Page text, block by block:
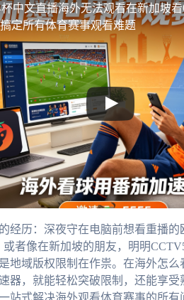
中文直播海外无法观看在新加坡
定所有体育赛事观看难题
经历：深夜守在电脑前想看重播
者像在新加坡的朋友，明明
域版权限制在作祟。在海外怎么
器，就能轻松突破限制，还能享
站式解决海外观看体育赛事的所有